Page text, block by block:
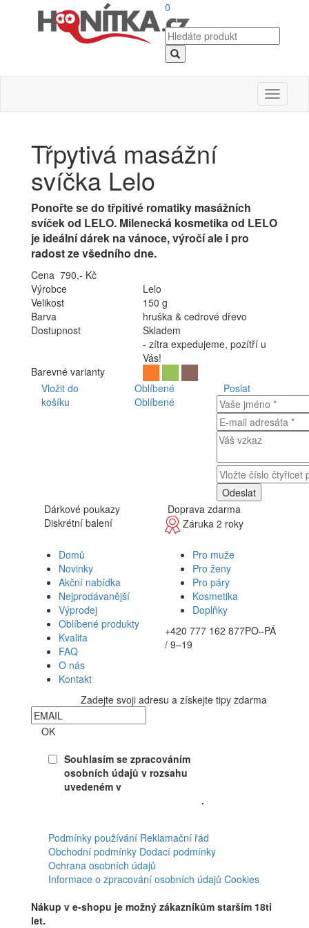
0
Toggle
Třpytivá masážní
svíčka Lelo
Ponořte se do třpitivé romatiky masážních
svíček od LELO. Milenecká kosmetika od LELO
je ideální dárek na vánoce, výročí ale i pro
radost ze všedního dne.
Cena 790,- Kč
Výrobce
Lelo
Velikost
150 g
Barva
hruška & cedrové dřevo
Dostupnost
Skladem
- zítra expedujeme, pozítří u
Vás!
Barevné varianty
Vložit do
košíku
Oblíbené
Oblíbené
Poslat
Dárkové poukazy
Doprava zdarma
Diskrétní balení
Záruka 2 roky
Domů
Novinky
Akční nabídka
Nejprodávanější
Výprodej
Oblíbené produkty
Kvalita
FAQ
O nás
Kontakt
Pro muže
Pro ženy
Pro páry
Kosmetika
Doplňky
+420 777 162 877PO–PÁ
/ 9–19
Zadejte svoji adresu a získejte tipy zdarma
OK
Souhlasím se zpracováním
osobních údajů v rozsahu
uvedeném v
.
Podmínky používání Reklamační řád
Obchodní podmínky Dodací podmínky
Ochrana osobních údajů
Informace o zpracování osobních údajů Cookies
Nákup v e-shopu je možný zákazníkům starším 18ti
let.